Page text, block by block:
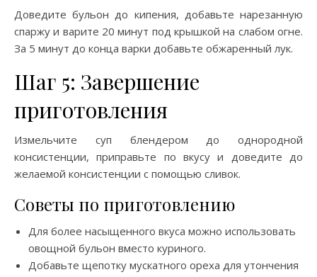
Доведите бульон до кипения, добавьте нарезанную
спаржу и варите 20 минут под крышкой на слабом огне.
За 5 минут до конца варки добавьте обжаренный лук.
Шаг 5: Завершение
приготовления
Измельчите суп блендером до однородной
консистенции, приправьте по вкусу и доведите до
желаемой консистенции с помощью сливок.
Советы по приготовлению
Для более насыщенного вкуса можно использовать
овощной бульон вместо куриного.
Добавьте щепотку мускатного ореха для утончения